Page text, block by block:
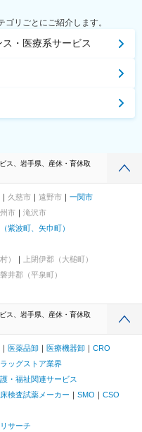
リごとにご紹介します。
・医療系サービス
ス、岩手県、産休・育休取
久慈市 遠野市
一関市
市
滝沢市
紫波町、矢巾町）
）
上閉伊郡（大槌町）
井郡（平泉町）
ス、岩手県、産休・育休取
医薬品卸 医療機器卸
CRO
ッグストア業界
・福祉関連サービス
検査試薬メーカー SMO
CSO
サーチ